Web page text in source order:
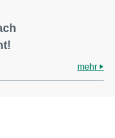
mehr